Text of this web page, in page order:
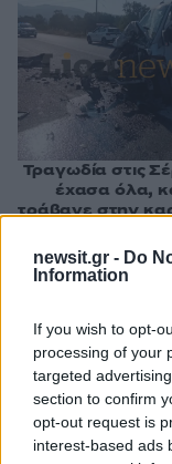
newsit.gr - Do
Information
If you wish to opt-
processing of your
targeted
section to confirm
opt-out request is
interest-based ads
Τραγωδία στις
έχασα όλα,
τράβαγε στην
σύζυγο και γιο